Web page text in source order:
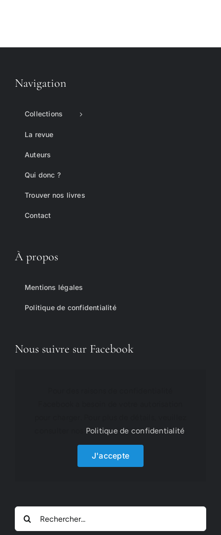
Navigation
Collections
La revue
Auteurs
Qui donc ?
Trouver nos livres
Contact
À propos
Mentions légales
Politique de confidentialité
Nous suivre sur Facebook
Politique de confidentialité
J'accepte